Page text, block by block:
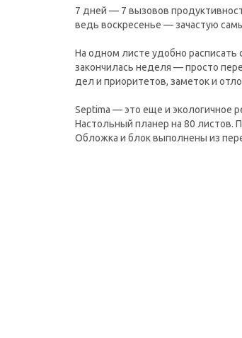
7 дней — 7 вызовов
ведь воскресенье — зачастую
На одном листе удобно
закончилась неделя — просто
дел и приоритетов, заметок и
Septima — это еще и экологичное
Настольный планер на 80 листов.
Обложка и блок выполнены из